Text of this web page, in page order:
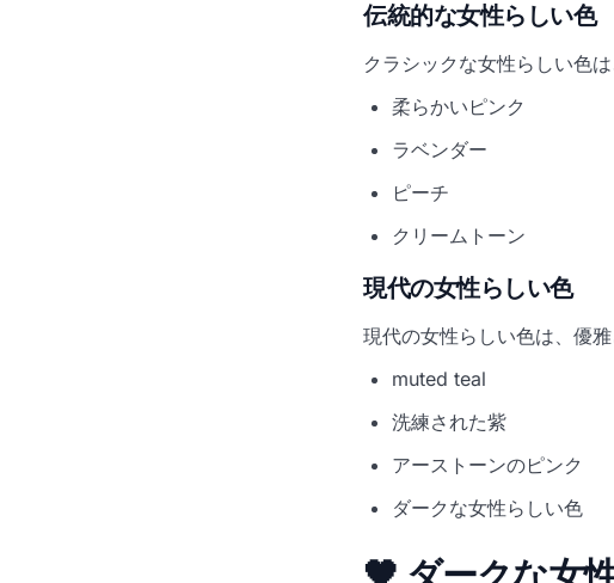
伝統的な女性らしい色
クラシックな女性らしい色
柔らかいピンク
ラベンダー
ピーチ
クリームトーン
現代の女性らしい色
現代の女性らしい色は、優
muted teal
洗練された紫
アーストーンのピンク
ダークな女性らしい色